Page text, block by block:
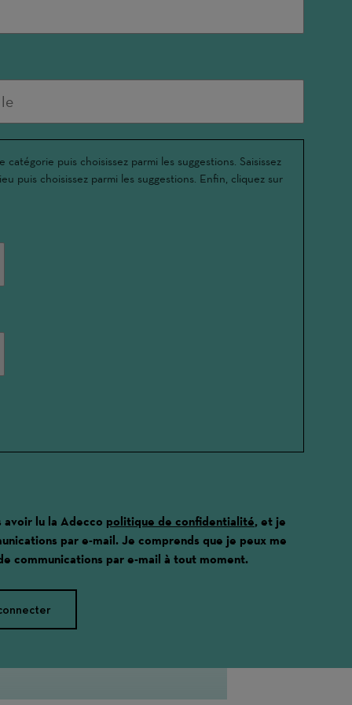
puis choisissez parmi les suggestions. Saisissez
puis choisissez parmi les suggestions. Enfin, cliquez sur
avoir lu la Adecco politique de confidentialité, et je
par e-mail. Je comprends que je peux me
communications par e-mail à tout moment.